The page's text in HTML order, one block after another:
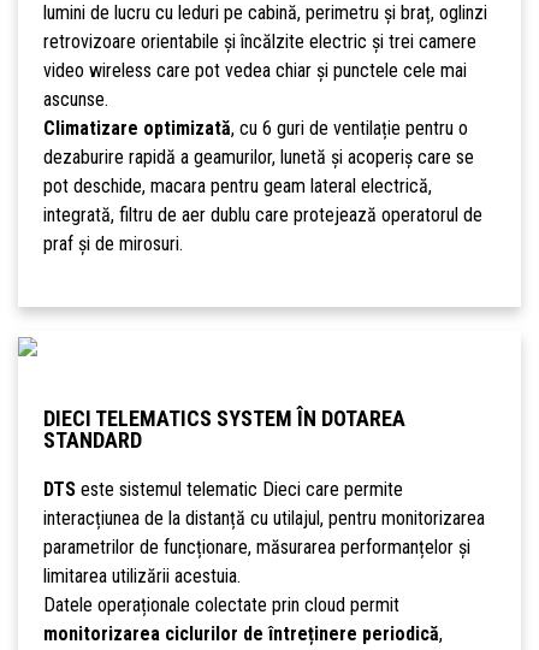
lumini de lucru cu leduri pe cabină, perimetru și braț, oglinzi
retrovizoare orientabile și încălzite electric și trei camere
video wireless care pot vedea chiar și punctele cele mai
ascunse.
Climatizare optimizată, cu 6 guri de ventilație pentru o
dezaburire rapidă a geamurilor, lunetă și acoperiș care se
pot deschide, macara pentru geam lateral electrică,
integrată, filtru de aer dublu care protejează operatorul de
praf și de mirosuri.
DIECI TELEMATICS SYSTEM ÎN DOTAREA
STANDARD
DTSeste sistemul telematic Dieci care permite
interacțiunea de la distanță cu utilajul, pentru monitorizarea
parametrilor de funcționare, măsurarea performanțelor și
limitarea utilizării acestuia.
Datele operaționale colectate prin cloud permit
monitorizarea ciclurilor de întreținere periodică,